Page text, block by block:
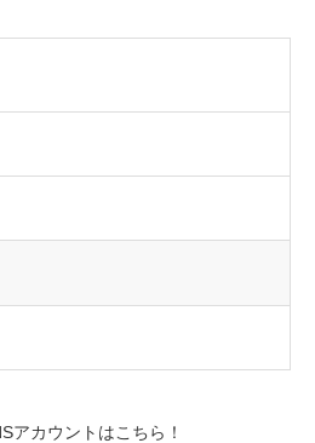
アカウントはこちら！